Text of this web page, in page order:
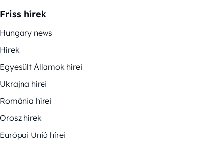
Friss hírek
Hungary news
Hírek
Egyesült Államok hírei
Ukrajna hírei
Románia hírei
Orosz hírek
Európai Unió hírei